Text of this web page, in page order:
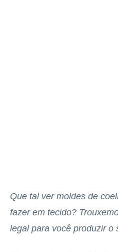
Que tal ver moldes de
fazer em tecido?
legal para você produzir o